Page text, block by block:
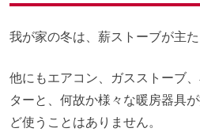
我が家の冬は、薪ストーブが主た
他にもエアコン、ガスストーブ
ターと、何故か様々な暖房器具
ど使うことはありません。